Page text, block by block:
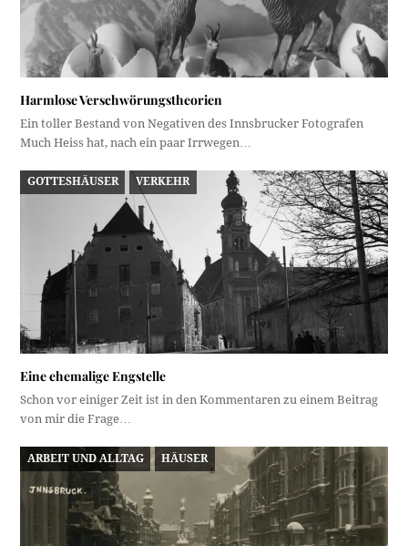
Harmlose Verschwörungstheorien
Ein toller Bestand von Negativen des Innsbrucker Fotografen
Much Heiss hat, nach ein paar Irrwegen…
GOTTESHÄUSER VERKEHR
Eine ehemalige Engstelle
Schon vor einiger Zeit ist in den Kommentaren zu einem Beitrag
von mir die Frage…
ARBEIT UND ALLTAG HÄUSER